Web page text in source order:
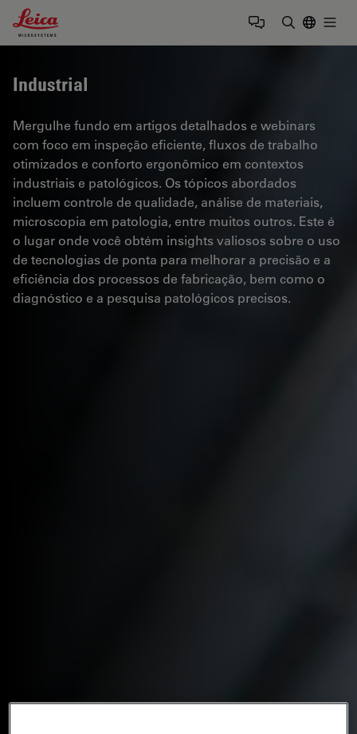
Leica Microsystems Logo
Industrial
Mergulhe fundo em artigos detalhados e webinars
com foco em inspeção eficiente, fluxos de trabalho
otimizados e conforto ergonômico em contextos
industriais e patológicos. Os tópicos abordados
incluem controle de qualidade, análise de materiais,
microscopia em patologia, entre muitos outros. Este é
o lugar onde você obtém insights valiosos sobre o uso
de tecnologias de ponta para melhorar a precisão e a
eficiência dos processos de fabricação, bem como o
diagnóstico e a pesquisa patológicos precisos.